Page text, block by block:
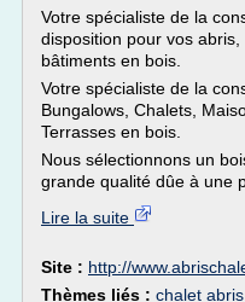
Votre spécialiste de la
disposition pour vos
bâtiments en bois.
Votre spécialiste de la
Bungalows, Chalets,
Terrasses en bois.
Nous sélectionnons un
grande qualité dûe à une
Lire la suite
Site : http://
Thèmes liés : chalet